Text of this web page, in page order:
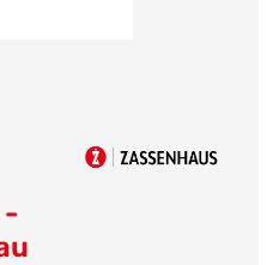
-